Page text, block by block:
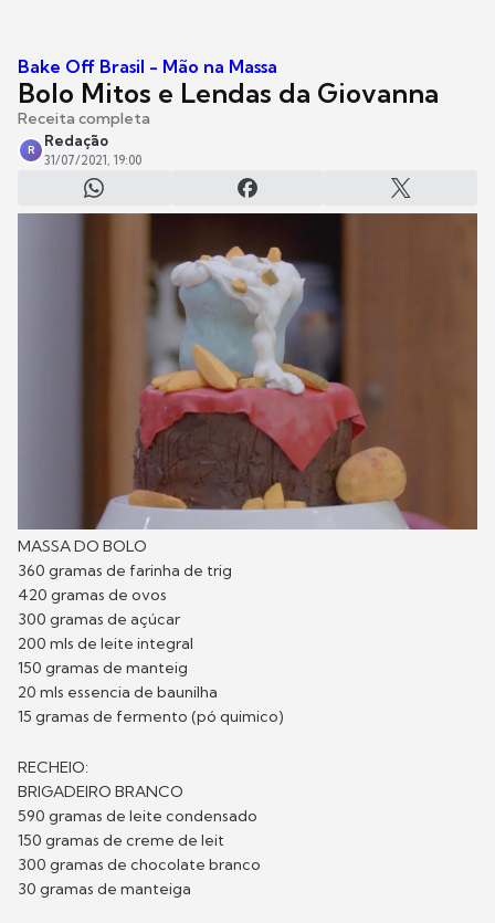
Bake Off Brasil - Mão na Massa
Bolo Mitos e Lendas da Giovanna
Receita completa
R
Redação
31/07/2021, 19:00
MASSA DO BOLO
360 gramas de farinha de trig
420 gramas de ovos
300 gramas de açúcar
200 mls de leite integral
150 gramas de manteig
20 mls essencia de baunilha
15 gramas de fermento (pó quimico)
RECHEIO:
BRIGADEIRO BRANCO
590 gramas de leite condensado
150 gramas de creme de leit
300 gramas de chocolate branco
30 gramas de manteiga